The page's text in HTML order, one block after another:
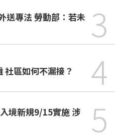
送專法 勞動部：若未 3
社區如何不漏接？ 4
境新規9/15實施 涉
5